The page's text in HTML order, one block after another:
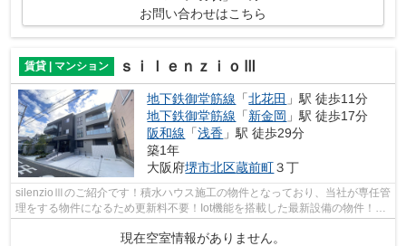
お問い合わせはこちら
賃貸 | マンション ｓｉｌｅｎｚｉｏⅢ
地下鉄御堂筋線 「北花田 」駅 徒歩11分
地下鉄御堂筋線 「新金岡 」駅 徒歩17分
阪和線 「浅香 」駅 徒歩29分
築1年
大阪府堺市北区蔵前町３丁
silenzioⅢのご紹介です！積水ハウス施工の物件となっており、当社が専任管
理をする物件になるため更新料不要！Iot機能を搭載した最新設備の物件！ス
マホでエントランス・部屋カギの解...
現在空室情報がありません。